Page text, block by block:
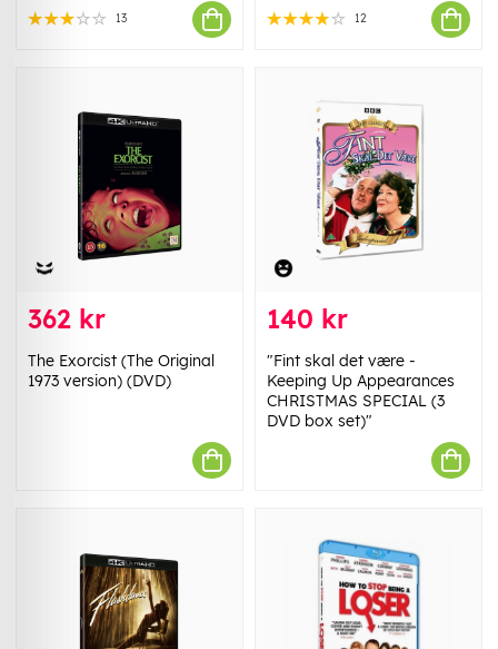
13 12
362 kr
The Exorcist (The Original
1973 version) (DVD)
140 kr
"Fint skal det være -
Keeping Up Appearances
CHRISTMAS SPECIAL (3
DVD box set)"